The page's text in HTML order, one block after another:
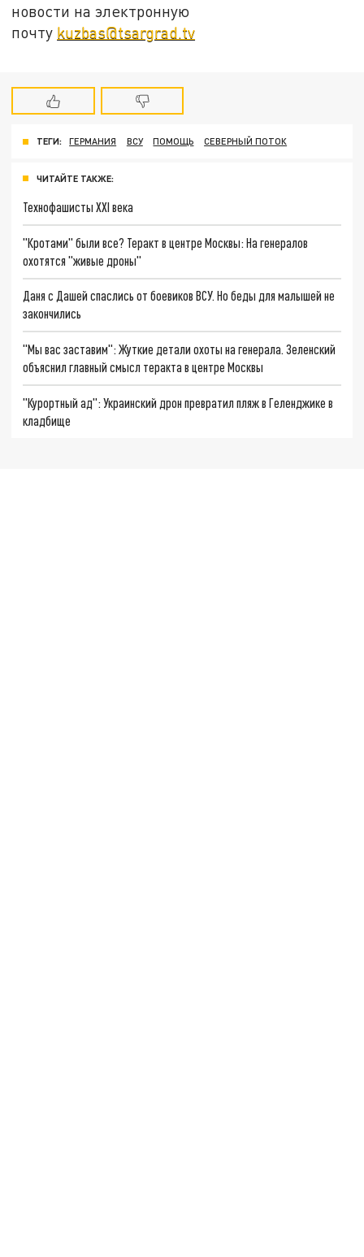
новости на электронную
почту kuzbas@tsargrad.tv
ТЕГИ: ГЕРМАНИЯ ВСУ ПОМОЩЬ СЕВЕРНЫЙ ПОТОК
ЧИТАЙТЕ ТАКЖЕ:
Технофашисты XXI века
"Кротами" были все? Теракт в центре Москвы: На генералов
охотятся "живые дроны"
Даня с Дашей спаслись от боевиков ВСУ. Но беды для малышей не
закончились
"Мы вас заставим": Жуткие детали охоты на генерала. Зеленский
объяснил главный смысл теракта в центре Москвы
"Курортный ад": Украинский дрон превратил пляж в Геленджике в
кладбище